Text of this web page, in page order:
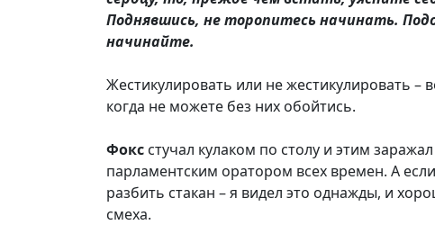
Поднявшись, не торопитесь начинать.
начинайте.
Жестикулировать или не жестикулировать –
когда не можете без них обойтись.
Фокс стучал кулаком по столу и этим
парламентским оратором всех времен. А
разбить стакан – я видел это однажды, и
смеха.